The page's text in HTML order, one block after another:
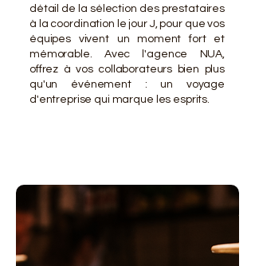
détail de la sélection des prestataires
à la coordination le jour J, pour que vos
équipes vivent un moment fort et
mémorable. Avec l'agence NUA,
offrez à vos collaborateurs bien plus
qu'un événement : un voyage
d'entreprise qui marque les esprits.